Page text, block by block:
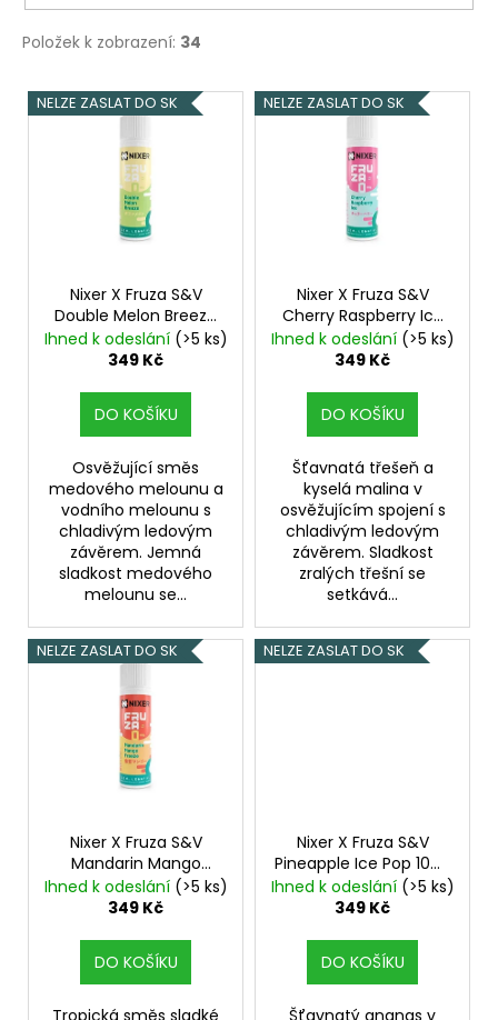
Položek k zobrazení: 34
V
ý
NELZE ZASLAT DO SK
Nixer X Fruza S&V
Double Melon Breeze
10ml Vychlazený vodní
a žlutý meloun
Ihned k odeslání (>5 ks)
349 Kč
DO KOŠÍKU
Osvěžující směs
medového melounu a
vodního melounu s
chladivým ledovým
závěrem. Jemná
sladkost medového
melounu se...
NELZE ZASLAT DO SK
Nixer X Fruza S&V
Cherry Raspberry Ice
10mlVychlazená
třešeň s malinami
Ihned k odeslání (>5 ks)
349 Kč
DO KOŠÍKU
Šťavnatá třešeň a
kyselá malina v
osvěžujícím spojení s
chladivým ledovým
závěrem. Sladkost
zralých třešní se
setkává...
NELZE ZASLAT DO SK
Nixer X Fruza S&V
Mandarin Mango
Freeze 10mlChladivé
mango s mandarinkou
Ihned k odeslání (>5 ks)
349 Kč
DO KOŠÍKU
NELZE ZASLAT DO SK
Nixer X Fruza S&V
Pineapple Ice Pop 10ml
Vychlazený ananas
Ihned k odeslání (>5 ks)
349 Kč
DO KOŠÍKU